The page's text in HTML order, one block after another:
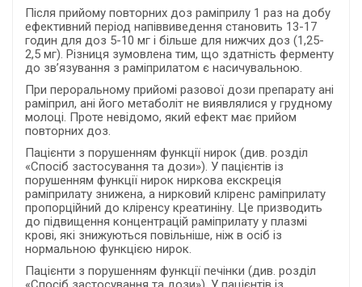
Після прийому повторних доз раміприлу 1 раз на добу
ефективний період напіввиведення становить 13-17
годин для доз 5-10 мг і більше для нижчих доз (1,25-
2,5 мг). Різниця зумовлена тим, що здатність ферменту
до зв’язування з раміприлатом є насичувальною.
При пероральному прийомі разової дози препарату ані
раміприл, ані його метаболіт не виявлялися у грудному
молоці. Проте невідомо, який ефект має прийом
повторних доз.
Пацієнти з порушенням функції нирок (див. розділ
«Спосіб застосування та дози»). У пацієнтів із
порушенням функції нирок ниркова екскреція
раміприлату знижена, а нирковий кліренс раміприлату
пропорційний до кліренсу креатиніну. Це призводить
до підвищення концентрацій раміприлату у плазмі
крові, які знижуються повільніше, ніж в осіб із
нормальною функцією нирок.
Пацієнти з порушенням функції печінки (див. розділ